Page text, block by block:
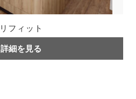
リフィット
詳細を見る